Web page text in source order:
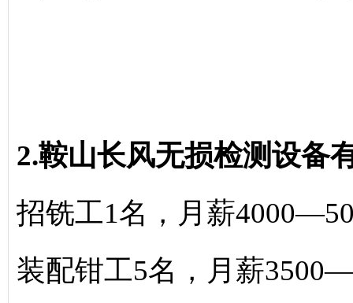
2.鞍山长风无损检测设备
招铣工1名，月薪
装配钳工5名，月薪